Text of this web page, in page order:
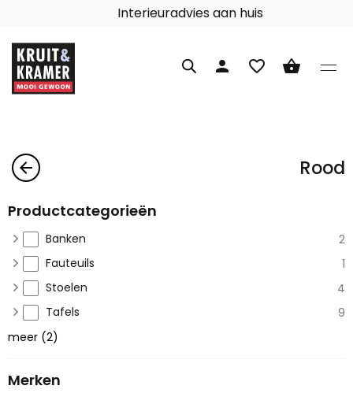
Interieuradvies aan huis
person favorite_border shopping_basket
arrow_back Rood
Productcategorieën
Banken
2
Fauteuils
1
Stoelen
4
Tafels
9
meer (2)
Merken